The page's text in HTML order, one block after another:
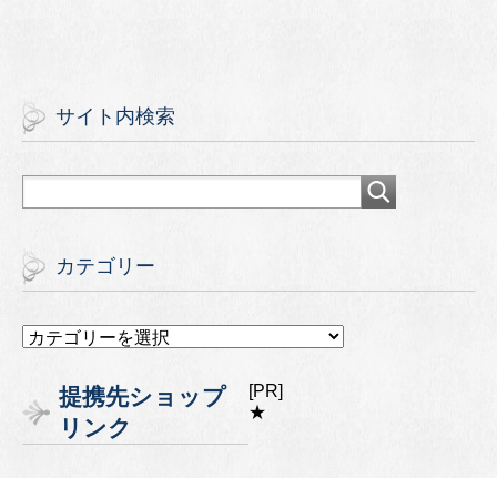
サイト内検索
カテゴリー
カ
リ
ー
提携先ショップ
リンク
[PR]
★